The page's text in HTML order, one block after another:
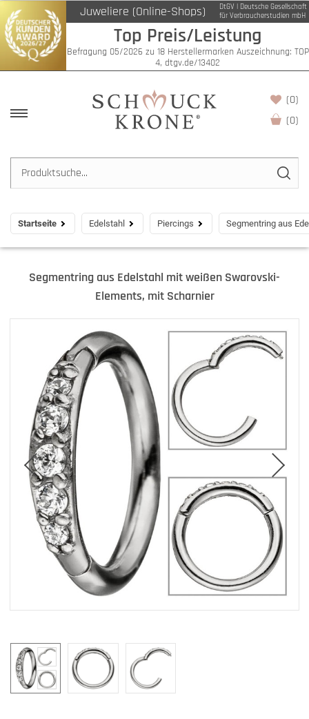
Juweliere (Online-Shops)
DtGV | Deutsche Gesellschaft
für Verbraucherstudien mbH
Top Preis/Leistung
Befragung 05/2026 zu 18 Herstellermarken Auszeichnung: TOP
4, dtgv.de/13402
(0)
(0)
Startseite Edelstahl Piercings Segmentring aus
Segmentring aus Edelstahl mit weißen Swarovski-
Elements, mit Scharnier